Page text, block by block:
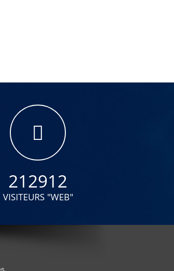
212912
VISITEURS "WEB"